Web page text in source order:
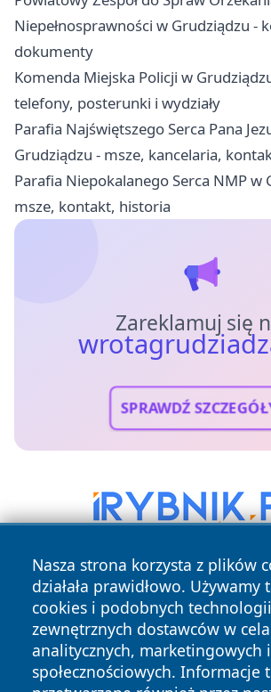
Niepełnosprawności w Grudziądzu -
dokumenty
Komenda Miejska Policji w
telefony, posterunki i wydziały
Parafia Najświętszego Serca Pana
Grudziądzu - msze, kancelaria,
Parafia Niepokalanego Serca NMP w
msze, kontakt, historia
Zareklamuj się
SPRAWDŹ
Nasza strona korzysta z plików
działała prawidłowo. Używamy
cookies i podobnych
zewnętrznych dostawców w
analitycznych, marketingowych i
społecznościowych. Informacje
Copyright © 2026 wrotagrudziadza.pl